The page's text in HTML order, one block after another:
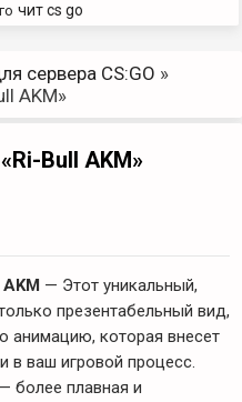
чит cs go
сервера CS:GO »
AKM»
Bull AKM»
— Этот уникальный,
презентабельный вид,
анимацию, которая внесет
в ваш игровой процесс.
более плавная и